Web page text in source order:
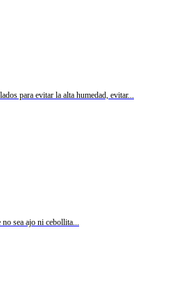
para evitar la alta humedad, evitar...
sea ajo ni cebollita...